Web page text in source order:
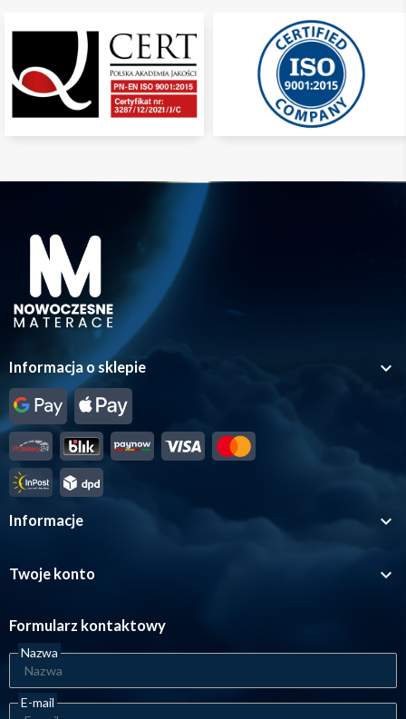
Informacja o sklepie 
Informacje 
Twoje konto 
Formularz kontaktowy
Nazwa
E-mail